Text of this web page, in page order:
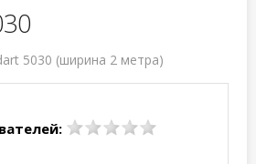
5030 (ширина 2 метра)